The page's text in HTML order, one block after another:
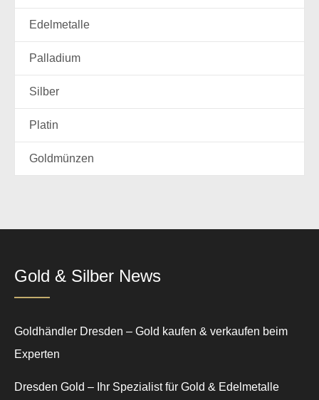
Edelmetalle
Palladium
Silber
Platin
Goldmünzen
Gold & Silber News
Goldhändler Dresden – Gold kaufen & verkaufen beim
Experten
Dresden Gold – Ihr Spezialist für Gold & Edelmetalle